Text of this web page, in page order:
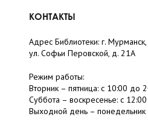
КОНТАКТЫ
Адрес Библиотеки: г. Мурманск,
ул. Софьи Перовской, д. 21А
Режим работы:
Вторник – пятница: с 10:00 до
Суббота – воскресенье: c
Выходной день – понедельник